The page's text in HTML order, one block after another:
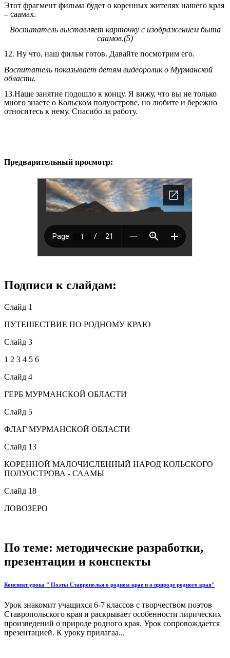
Этот фрагмент фильма будет о коренных жителях нашего края
– саамах.
Воспитатель выставляет карточку с изображением быта
саамов.(5)
12. Ну что, наш фильм готов. Давайте посмотрим его.
Воспитатель показывает детям видеоролик о Мурманской
области.
13.Наше занятие подошло к концу. Я вижу, что вы не только
много знаете о Кольском полуострове, но любите и бережно
относитесь к нему. Спасибо за работу.
Предварительный просмотр:
Подписи к слайдам:
Слайд 1
ПУТЕШЕСТВИЕ ПО РОДНОМУ КРАЮ
Слайд 3
1 2 3 4 5 6
Слайд 4
ГЕРБ МУРМАНСКОЙ ОБЛАСТИ
Слайд 5
ФЛАГ МУРМАНСКОЙ ОБЛАСТИ
Слайд 13
КОРЕННОЙ МАЛОЧИСЛЕННЫЙ НАРОД КОЛЬСКОГО
ПОЛУОСТРОВА - СААМЫ
Слайд 18
ЛОВОЗЕРО
По теме: методические разработки,
презентации и конспекты
Конспект урока " Поэты Ставрополья о родном крае и о природе родного края"
Урок знакомит учащихся 6-7 классов с творчеством поэтов
Ставропольского края и раскрывает особенности лирических
произведений о природе родного края. Урок сопровождается
презентацией. К уроку прилагаа...